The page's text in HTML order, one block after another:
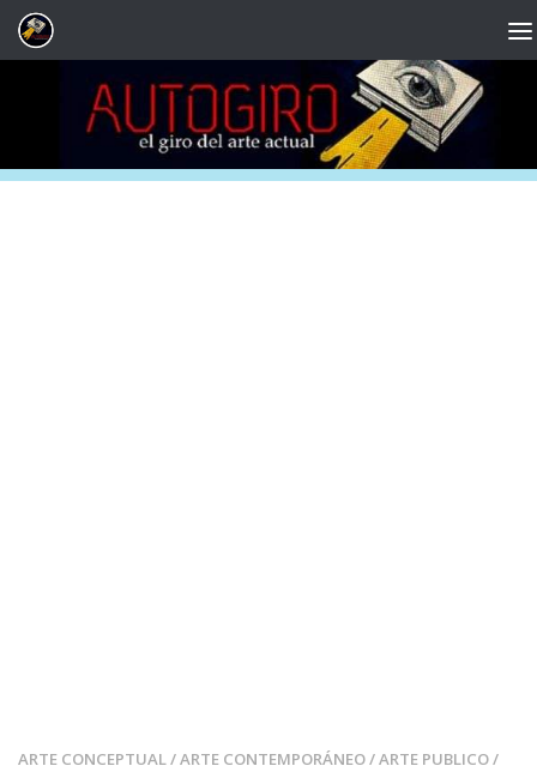
Saltar al contenido
ARTE CONCEPTUAL/ARTE CONTEMPORÁNEO/ARTE PUBLICO/